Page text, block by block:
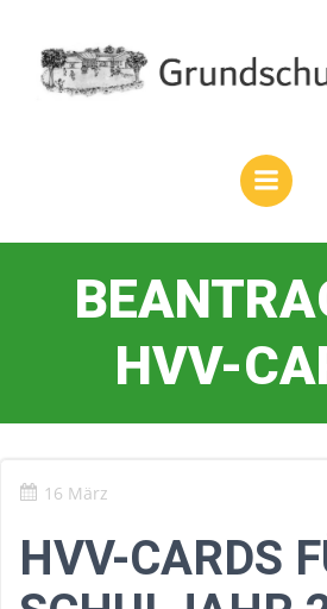
HVV-
16 März
HVV-CARDS